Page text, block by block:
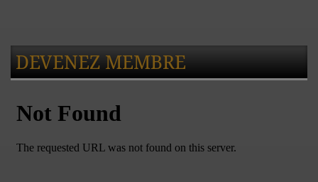
DEVENEZ MEMBRE